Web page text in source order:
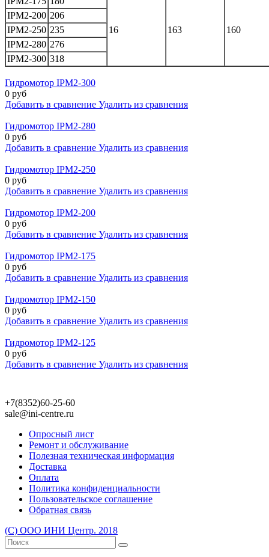
16 163 160
IPM2-200 206
IPM2-250 235
IPM2-280 276
IPM2-300 318
Гидромотор IPM2-300
0 руб
Добавить в сравнение Удалить из сравнения
Гидромотор IPM2-280
0 руб
Добавить в сравнение Удалить из сравнения
Гидромотор IPM2-250
0 руб
Добавить в сравнение Удалить из сравнения
Гидромотор IPM2-200
0 руб
Добавить в сравнение Удалить из сравнения
Гидромотор IPM2-175
0 руб
Добавить в сравнение Удалить из сравнения
Гидромотор IPM2-150
0 руб
Добавить в сравнение Удалить из сравнения
Гидромотор IPM2-125
0 руб
Добавить в сравнение Удалить из сравнения
+7(8352)60-25-60
sale@ini-centre.ru
Опросный лист
Ремонт и обслуживание
Полезная техническая информация
Доставка
Оплата
Политика конфиденциальности
Пользовательское соглашение
Обратная связь
(С) ООО ИНИ Центр. 2018